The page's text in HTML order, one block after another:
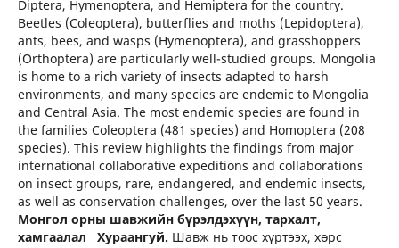
Diptera, Hymenoptera, and Hemiptera for the country.
Beetles (Coleoptera), butterflies and moths (Lepidoptera),
ants, bees, and wasps (Hymenoptera), and grasshoppers
(Orthoptera) are particularly well-studied groups. Mongolia
is home to a rich variety of insects adapted to harsh
environments, and many species are endemic to Mongolia
and Central Asia. The most endemic species are found in
the families Coleoptera (481 species) and Homoptera (208
species). This review highlights the findings from major
international collaborative expeditions and collaborations
on insect groups, rare, endangered, and endemic insects,
as well as conservation challenges, over the last 50 years.
Монгол орны шавжийн бүрэлдэхүүн, тархалт,
хамгаалал
Хураангуй. Шавж нь тоос хүртээх, хөрс